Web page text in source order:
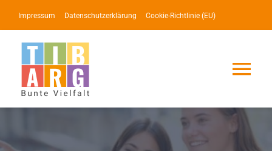
Inhalt
springen
Impressum Datenschutzerklärung Cookie-Richtlinie (EU)